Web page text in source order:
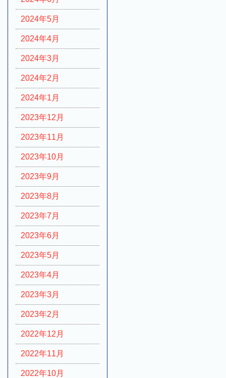
2024年5月
2024年4月
2024年3月
2024年2月
2024年1月
2023年12月
2023年11月
2023年10月
2023年9月
2023年8月
2023年7月
2023年6月
2023年5月
2023年4月
2023年3月
2023年2月
2022年12月
2022年11月
2022年10月